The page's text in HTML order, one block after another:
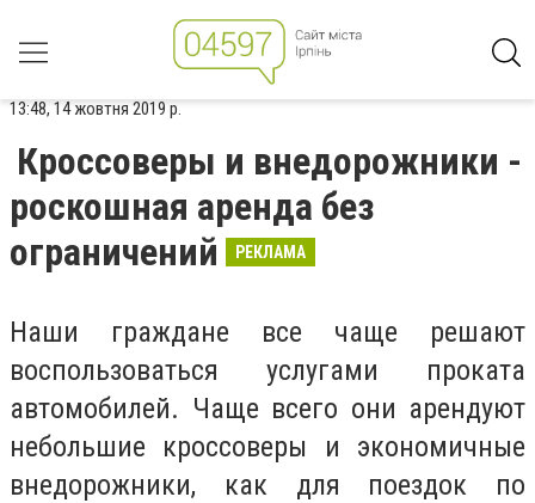
13:48, 14 жовтня 2019 р.
Кроссоверы и внедорожники -
роскошная аренда без
ограничений
РЕКЛАМА
Наши граждане все чаще решают
воспользоваться услугами проката
автомобилей. Чаще всего они арендуют
небольшие кроссоверы и экономичные
внедорожники, как для поездок по